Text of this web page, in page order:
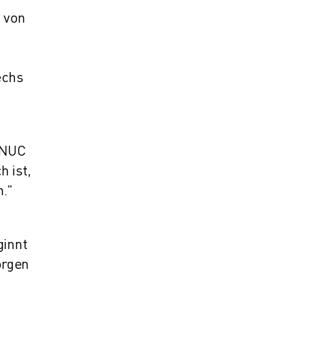
ist,